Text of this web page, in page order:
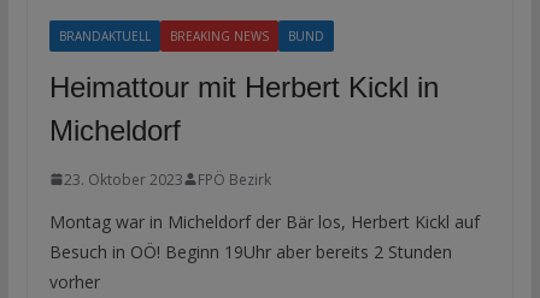
BRANDAKTUELL BREAKING NEWS BUND
Heimattour mit Herbert Kickl in
Micheldorf
23. Oktober 2023 FPÖ Bezirk
Montag war in Micheldorf der Bär los, Herbert Kickl auf
Besuch in OÖ! Beginn 19Uhr aber bereits 2 Stunden
vorher